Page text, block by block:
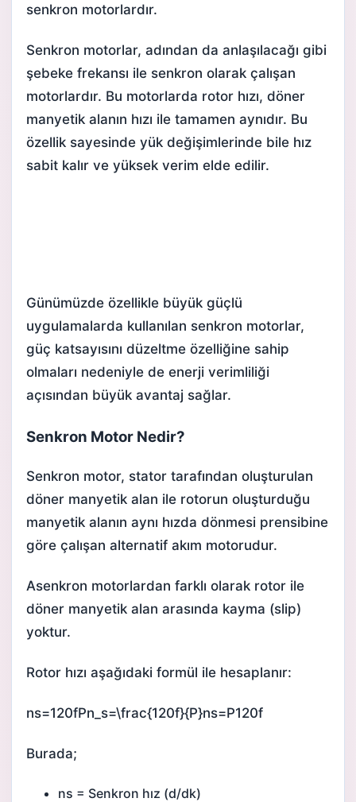
senkron motorlardır.
Senkron motorlar, adından da anlaşılacağı gibi
şebeke frekansı ile senkron olarak çalışan
motorlardır. Bu motorlarda rotor hızı, döner
manyetik alanın hızı ile tamamen aynıdır. Bu
özellik sayesinde yük değişimlerinde bile hız
sabit kalır ve yüksek verim elde edilir.
Günümüzde özellikle büyük güçlü
uygulamalarda kullanılan senkron motorlar,
güç katsayısını düzeltme özelliğine sahip
olmaları nedeniyle de enerji verimliliği
açısından büyük avantaj sağlar.
Senkron Motor Nedir?
Senkron motor, stator tarafından oluşturulan
döner manyetik alan ile rotorun oluşturduğu
manyetik alanın aynı hızda dönmesi prensibine
göre çalışan alternatif akım motorudur.
Asenkron motorlardan farklı olarak rotor ile
döner manyetik alan arasında kayma (slip)
yoktur.
Rotor hızı aşağıdaki formül ile hesaplanır:
ns=120fPn_s=\frac{120f}{P}ns​=P120f​
Burada;
ns = Senkron hız (d/dk)